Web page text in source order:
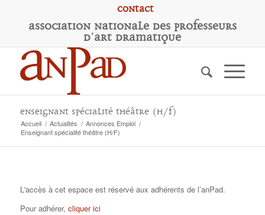
Contact
Association Nationale des Professeurs
d'Art Dramatique
Enseignant spécialité théâtre (H/F)
Accueil / Actualités / Annonces Emploi /
Enseignant spécialité théâtre (H/F)
L'accès à cet espace est réservé aux adhérents de l’anPad.
Pour adhérer, cliquer ici